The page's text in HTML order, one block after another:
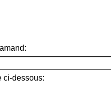
ci-dessous: